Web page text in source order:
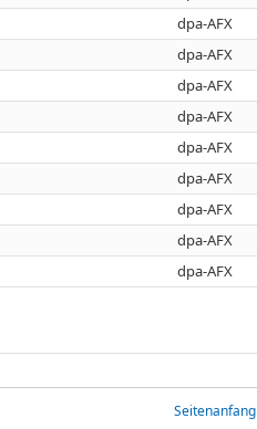
dpa-AFX
dpa-AFX
dpa-AFX
dpa-AFX
dpa-AFX
dpa-AFX
dpa-AFX
dpa-AFX
dpa-AFX
Seitenanfang